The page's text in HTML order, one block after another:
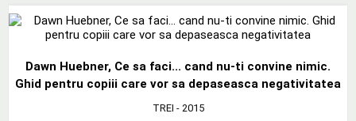
Dawn Huebner, Ce sa faci... cand nu-ti convine nimic.
Ghid pentru copiii care vor sa depaseasca negativitatea
TREI - 2015